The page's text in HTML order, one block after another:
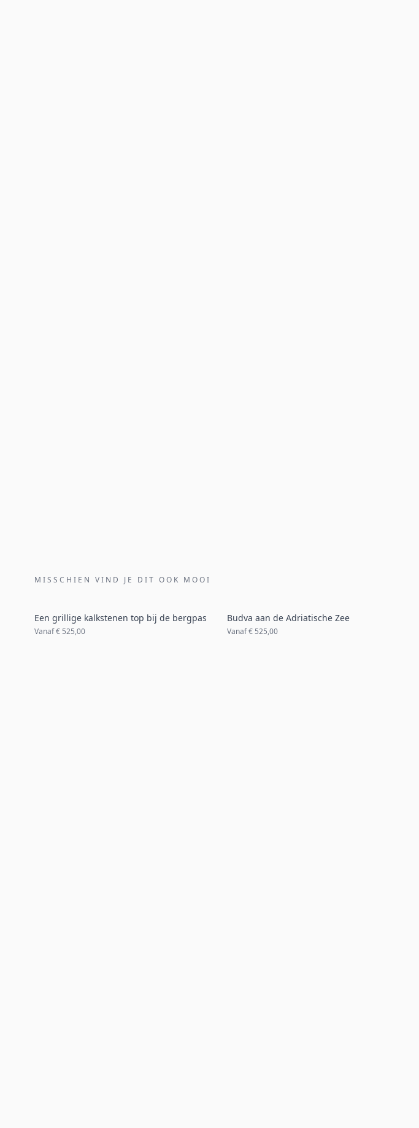
MISSCHIEN VIND JE DIT OOK MOOI
Een grillige kalkstenen top bij de bergpas
Vanaf€ 525,00
Budva aan de Adriatische Zee
Vanaf€ 525,00